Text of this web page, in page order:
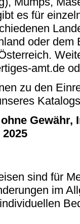
es für
oder dem
amt.de
zu den
sind für
im